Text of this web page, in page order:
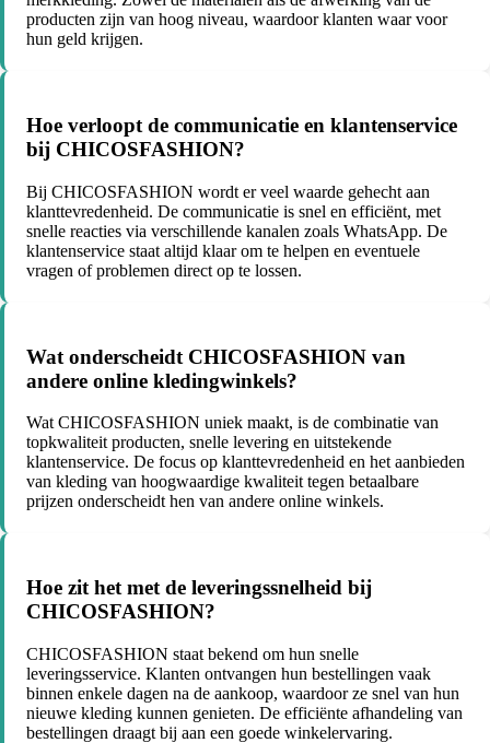
producten zijn van hoog niveau, waardoor klanten waar voor
hun geld krijgen.
Hoe verloopt de communicatie en klantenservice
bij CHICOSFASHION?
Bij CHICOSFASHION wordt er veel waarde gehecht aan
klanttevredenheid. De communicatie is snel en efficiënt, met
snelle reacties via verschillende kanalen zoals WhatsApp. De
klantenservice staat altijd klaar om te helpen en eventuele
vragen of problemen direct op te lossen.
Wat onderscheidt CHICOSFASHION van
andere online kledingwinkels?
Wat CHICOSFASHION uniek maakt, is de combinatie van
topkwaliteit producten, snelle levering en uitstekende
klantenservice. De focus op klanttevredenheid en het aanbieden
van kleding van hoogwaardige kwaliteit tegen betaalbare
prijzen onderscheidt hen van andere online winkels.
Hoe zit het met de leveringssnelheid bij
CHICOSFASHION?
CHICOSFASHION staat bekend om hun snelle
leveringsservice. Klanten ontvangen hun bestellingen vaak
binnen enkele dagen na de aankoop, waardoor ze snel van hun
nieuwe kleding kunnen genieten. De efficiënte afhandeling van
bestellingen draagt bij aan een goede winkelervaring.